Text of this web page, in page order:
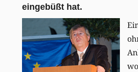
eingebüßt hat.